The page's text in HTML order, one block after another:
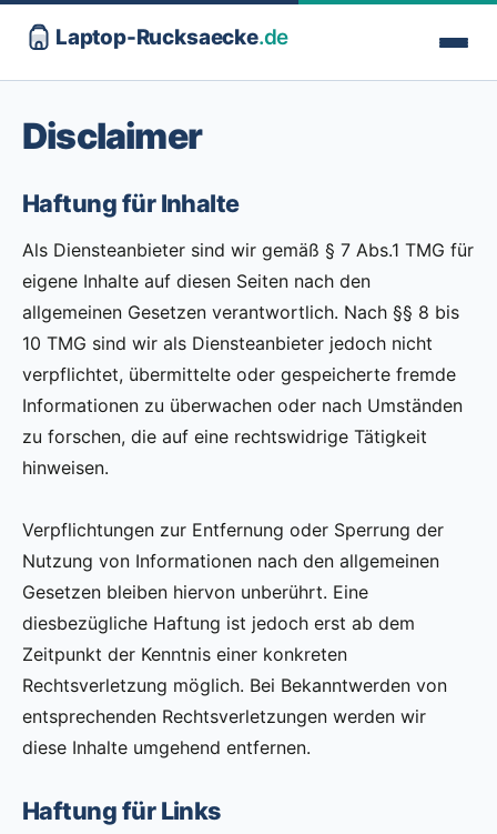
Laptop-Rucksaecke.de
Disclaimer
Haftung für Inhalte
Als Diensteanbieter sind wir gemäß § 7 Abs.1 TMG für
eigene Inhalte auf diesen Seiten nach den
allgemeinen Gesetzen verantwortlich. Nach §§ 8 bis
10 TMG sind wir als Diensteanbieter jedoch nicht
verpflichtet, übermittelte oder gespeicherte fremde
Informationen zu überwachen oder nach Umständen
zu forschen, die auf eine rechtswidrige Tätigkeit
hinweisen.
Verpflichtungen zur Entfernung oder Sperrung der
Nutzung von Informationen nach den allgemeinen
Gesetzen bleiben hiervon unberührt. Eine
diesbezügliche Haftung ist jedoch erst ab dem
Zeitpunkt der Kenntnis einer konkreten
Rechtsverletzung möglich. Bei Bekanntwerden von
entsprechenden Rechtsverletzungen werden wir
diese Inhalte umgehend entfernen.
Haftung für Links